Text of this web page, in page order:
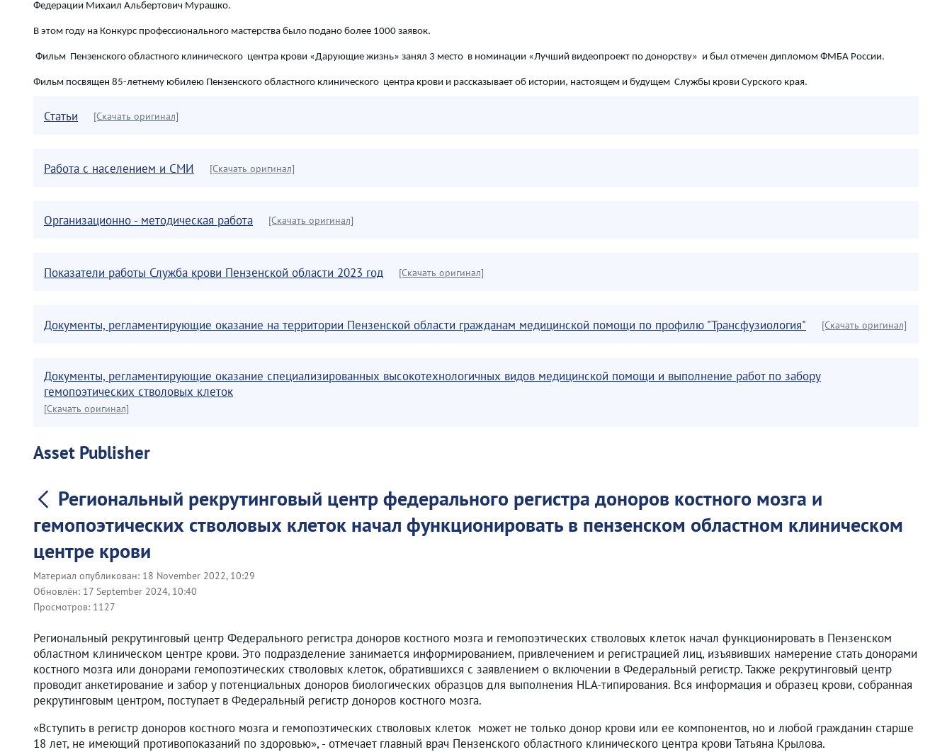
Федерации Михаил Альбертович Мурашко.
В этом году на Конкурс профессионального мастерства было подано более 1000 заявок.
Фильм Пензенского областного клинического центра крови «Дарующие жизнь» занял 3 место в номинации «Лучший видеопроект по донорству» и был отмечен дипломом ФМБА России.
Фильм посвящен 85-летнему юбилею Пензенского областного клинического центра крови и рассказывает об истории, настоящем и будущем Службы крови Сурского края.
Статьи [Скачать оригинал]
Работа с населением и СМИ [Скачать оригинал]
Организационно - методическая работа [Скачать оригинал]
Показатели работы Служба крови Пензенской области 2023 год [Скачать оригинал]
Документы, регламентирующие оказание на территории Пензенской области гражданам медицинской помощи по профилю "Трансфузиология" [Скачать оригинал]
Документы, регламентирующие оказание специализированных высокотехнологичных видов медицинской помощи и выполнение работ по забору
гемопоэтических стволовых клеток
[Скачать оригинал]
Asset Publisher
Региональный рекрутинговый центр федерального регистра доноров костного мозга и
гемопоэтических стволовых клеток начал функционировать в пензенском областном клиническом
центре крови
Материал опубликован: 18 November 2022, 10:29
Обновлён: 17 September 2024, 10:40
Просмотров: 1127
Региональный рекрутинговый центр Федерального регистра доноров костного мозга и гемопоэтических стволовых клеток начал функционировать в Пензенском
областном клиническом центре крови. Это подразделение занимается информированием, привлечением и регистрацией лиц, изъявивших намерение стать донорами
костного мозга или донорами гемопоэтических стволовых клеток, обратившихся с заявлением о включении в Федеральный регистр. Также рекрутинговый центр
проводит анкетирование и забор у потенциальных доноров биологических образцов для выполнения HLA-типирования. Вся информация и образец крови, собранная
рекрутинговым центром, поступает в Федеральный регистр доноров костного мозга.
«Вступить в регистр доноров костного мозга и гемопоэтических стволовых клеток может не только донор крови или ее компонентов, но и любой гражданин старше
18 лет, не имеющий противопоказаний по здоровью», - отмечает главный врач Пензенского областного клинического центра крови Татьяна Крылова.